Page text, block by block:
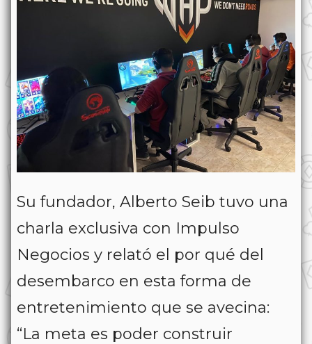
Su fundador, Alberto Seib tuvo una
charla exclusiva con Impulso
Negocios y relató el por qué del
desembarco en esta forma de
entretenimiento que se avecina:
“La meta es poder construir